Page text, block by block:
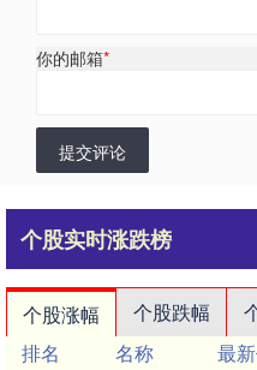
你的邮箱*
提交评论
个股实时涨跌榜
个股涨幅 个股跌幅
排名
名称 最